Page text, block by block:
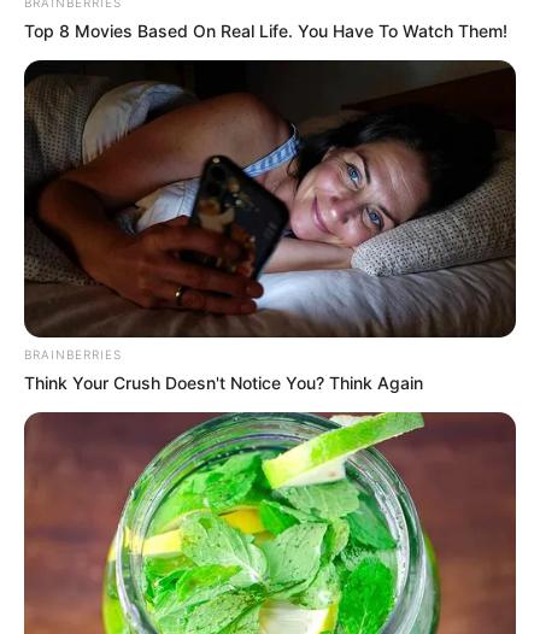
(foto: twitter/CUBECLC)
Daftar isi
Sosial Media Resmi
Official Website:cubeent.co.kr
Facebook:CLC United Cube 씨엘씨
Facebook (Japan):CLCJapan
cubeclc
Twitter (Japan):clc_japan/CLC_JPN
Instagram:cube_clc_official
Top 8 Movies Based On Real Life. You Have To Watch Them!
BRAINBERRIES
Think Your Crush Doesn't Notice You? Think Again